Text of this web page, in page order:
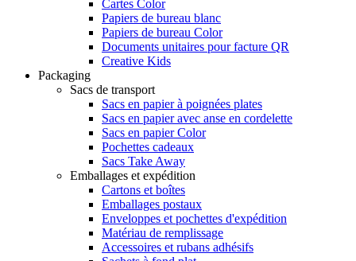
Cartes Color
Papiers de bureau blanc
Papiers de bureau Color
Documents unitaires pour facture QR
Creative Kids
Packaging
Sacs de transport
Sacs en papier à poignées plates
Sacs en papier avec anse en cordelette
Sacs en papier Color
Pochettes cadeaux
Sacs Take Away
Emballages et expédition
Cartons et boîtes
Emballages postaux
Enveloppes et pochettes d'expédition
Matériau de remplissage
Accessoires et rubans adhésifs